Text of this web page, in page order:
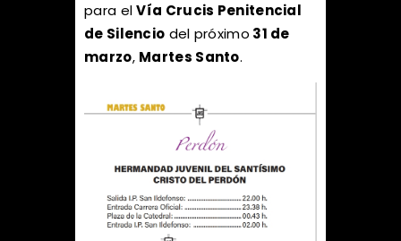
para elVía Crucis Penitencial
de Silencio del próximo 31 de
marzo, Martes Santo.